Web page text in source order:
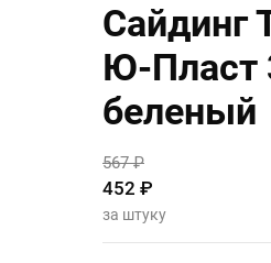
Сайдинг
Ю-Пласт
беленый
567 ₽
452 ₽
за штуку